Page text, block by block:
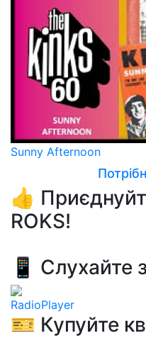
Sunny Afternoon
👍
ROKS!
📱 Слухайте
RadioPlayer
🎫 Купуйте